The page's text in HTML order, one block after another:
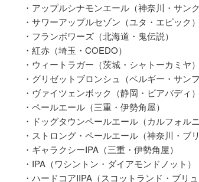
・アップルシナモンエール（神奈川・サン
・サワーアップルセゾン（ユタ・エピック）
・フランボワーズ（北海道・鬼伝説）
・紅赤（埼玉・COEDO）
・ウィートラガー（茨城・シャトーカミヤ）
・グリゼットブロンシュ（ベルギー・サン
・ヴァイツェンボック（静岡・ビアバディ）
・ペールエール（三重・伊勢角屋）
・ドッグタウンペールエール（カルフォル
・ストロング・ペールエール（神奈川・ブ
・ギャラクシーIPA（三重・伊勢角屋）
・IPA（ワシントン・ダイアモンドノット）
・ハードコアIIPA（スコットランド・ブリュ